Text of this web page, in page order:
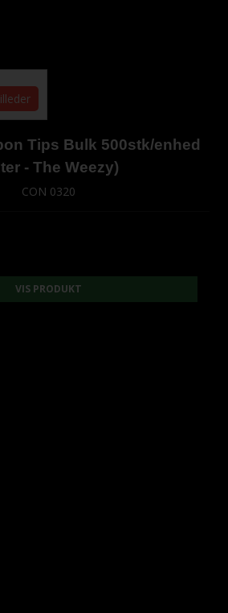
Tips Bulk 500stk/enhed
- The Weezy)
CON 0320
VIS PRODUKT